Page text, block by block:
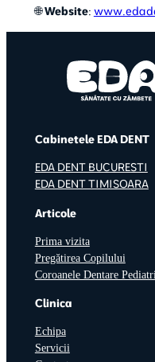
🌐Website:
Cabinetele EDA DENT
EDA DENT BUCURESTI
EDA DENT TIMISOARA
Articole
Prima vizita
Pregătirea Copilului
Coroanele Dentare
Clinica
Echipa
Servicii